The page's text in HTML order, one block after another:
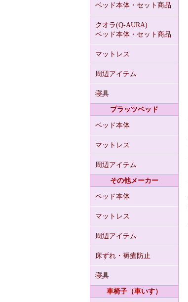
ベッド本体・セット商品
クオラ(Q-AURA)
ベッド本体・セット商品
マットレス
周辺アイテム
寝具
プラッツベッド
ベッド本体
マットレス
周辺アイテム
その他メーカー
ベッド本体
マットレス
周辺アイテム
床ずれ・褥瘡防止
寝具
車椅子（車いす）